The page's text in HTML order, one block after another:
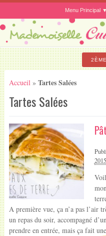
Menu Principal
Accueil » Tartes Salées
Tartes Salées
2015
A première vue, ça n’a pas l’air
un repas du soir, accompagné
prendre en entrée, mais ça fait